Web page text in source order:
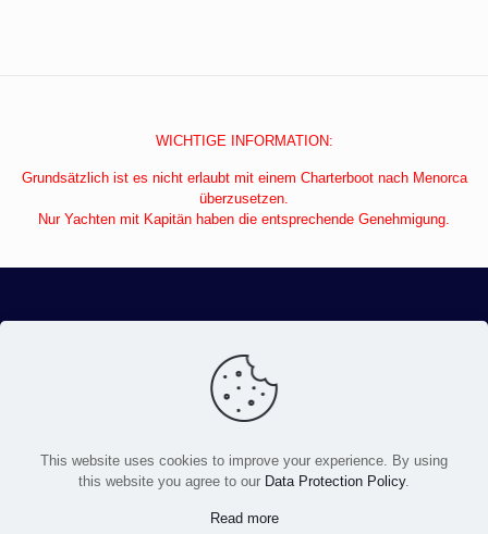
WICHTIGE INFORMATION:
Grundsätzlich ist es nicht erlaubt mit einem Charterboot nach Menorca
überzusetzen.
Nur Yachten mit Kapitän haben die entsprechende Genehmigung.
KONTAKT & IMPRESSUM
BUCHUNG & AGB
This website uses cookies to improve your experience. By using
this website you agree to our Data Protection Policy.
Read more